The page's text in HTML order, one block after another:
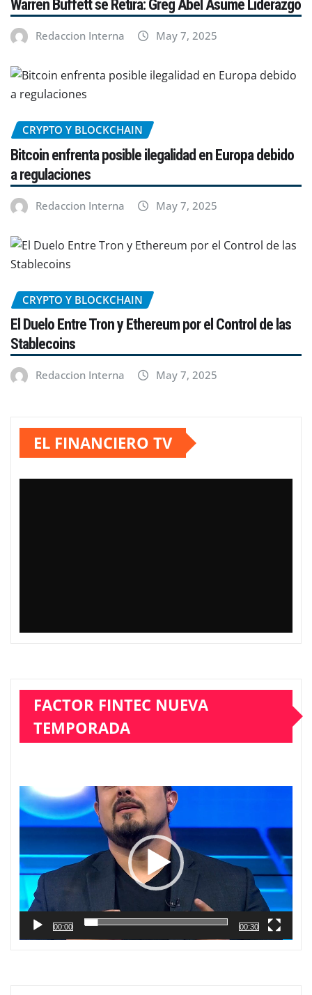
Warren Buffett se Retira: Greg Abel Asume Liderazgo
Redaccion Interna May 7, 2025
CRYPTO Y BLOCKCHAIN
Bitcoin enfrenta posible ilegalidad en Europa debido
a regulaciones
Redaccion Interna May 7, 2025
CRYPTO Y BLOCKCHAIN
El Duelo Entre Tron y Ethereum por el Control de las
Stablecoins
Redaccion Interna May 7, 2025
EL FINANCIERO TV
FACTOR FINTEC NUEVA
TEMPORADA
de
vídeo
00:00 00:30